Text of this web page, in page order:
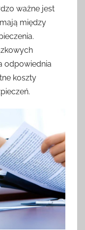
ważne jest
między
odpowiednia
koszty